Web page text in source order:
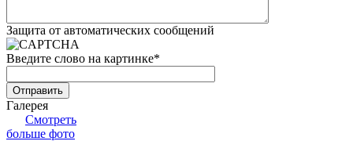
Защита от автоматических сообщений
Введите слово на картинке*
Галерея
Смотреть
больше фото